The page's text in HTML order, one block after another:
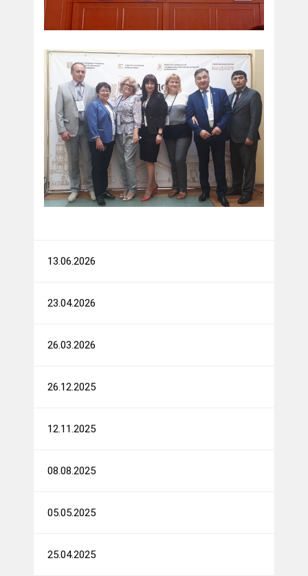
13.06.2026
23.04.2026
26.03.2026
26.12.2025
12.11.2025
08.08.2025
05.05.2025
25.04.2025